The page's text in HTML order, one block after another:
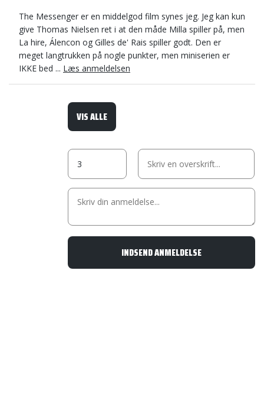
The Messenger er en middelgod film synes jeg. Jeg kan kun
give Thomas Nielsen ret i at den måde Milla spiller på, men
La hire, Álencon og Gilles de' Rais spiller godt. Den er
meget langtrukken på nogle punkter, men miniserien er
IKKE bed ... Læs anmeldelsen
VIS ALLE